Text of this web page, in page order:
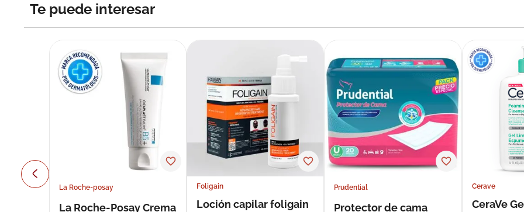
Te puede interesar
La Roche-posay
La Roche-Posay Crema
Foligain
Loción capilar foligain
Prudential
Protector de cama
Cerave
CeraVe